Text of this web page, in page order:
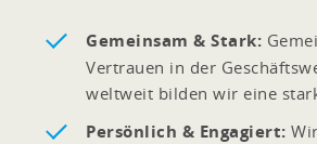
Gemeinsam & Stark:
Vertrauen in der
weltweit bilden wir eine
Persönlich & Engagiert: